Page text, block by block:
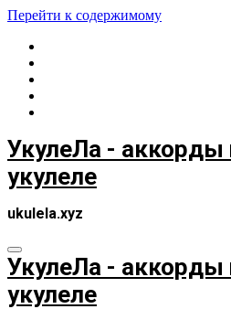
Перейти к содержимому
УкулеЛа - аккорды
укулеле
ukulela.xyz
УкулеЛа - аккорды
укулеле